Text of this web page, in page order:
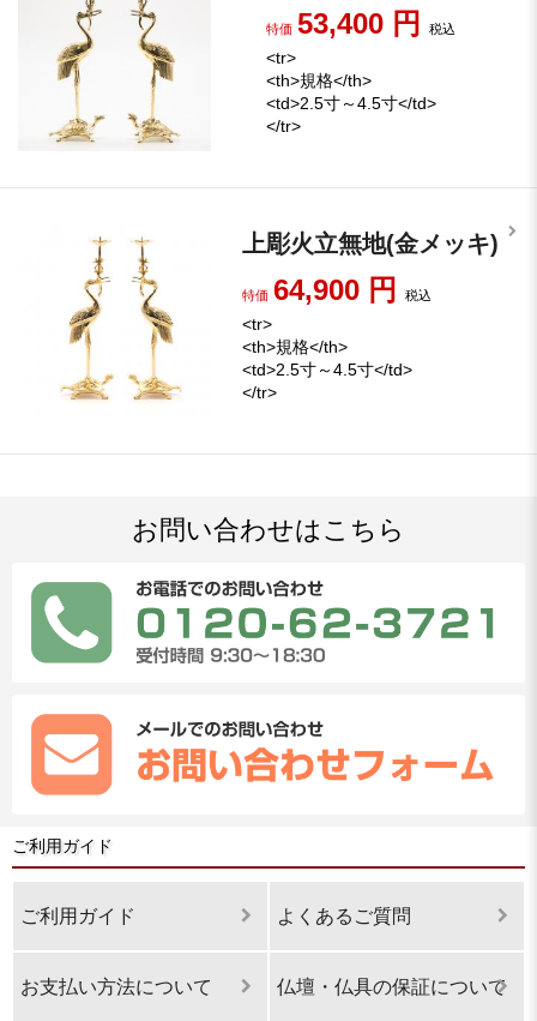
特価 53,400 円税込
<tr>
<th>規格</th>
<td>2.5寸～4.5寸</td>
</tr>
上彫火立無地(金メッキ)
特価 64,900 円税込
<tr>
<th>規格</th>
<td>2.5寸～4.5寸</td>
</tr>
お問い合わせはこちら
ご利用ガイド
ご利用ガイド よくあるご質問
お支払い方法について 仏壇・仏具の保証について